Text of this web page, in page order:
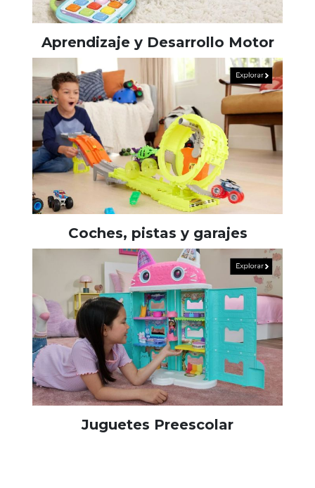
Aprendizaje y Desarrollo Motor
Coches, pistas y garajes
Juguetes Preescolar